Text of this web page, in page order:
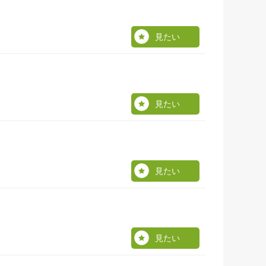
見たい
見たい
見たい
見たい